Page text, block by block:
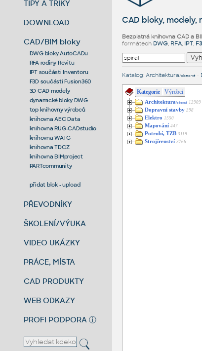
TIPY A TRIKY
DOWNLOAD
CAD/BIM bloky
DWG bloky AutoCADu
RFA rodiny Revitu
IPT součásti Inventoru
F3D součásti Fusion360
3D CAD modely
dynamické bloky DWG
top knihovny výrobců
knihovna AEC Data
knihovna RUG-CADstudio
knihovna WATG
knihovna TDCZ
knihovna BIMproject
PARTcommunity
--
přidat blok - upload
PŘEVODNÍKY
ŠKOLENÍ/VÝUKA
VIDEO UKÁZKY
PRÁCE, MÍSTA
CAD PRODUKTY
WEB ODKAZY
PROFI PODPORA ⓘ
CAD bloky, modely,
Bezplatná knihovna CAD a
formátech DWG, RFA, IPT,
Katalog: Architektura /obecné•
Kategorie Výrobci
Architektura/obecné 13909
Dopravní stavby 398
Elektro 1550
Mapování 447
Potrubí, TZB 3119
Strojírenství 3766